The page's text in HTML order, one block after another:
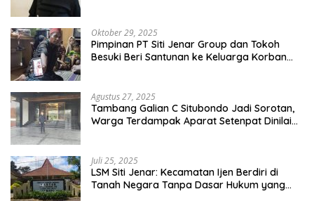
Oktober 29, 2025
Pimpinan PT Siti Jenar Group dan Tokoh
Besuki Beri Santunan ke Keluarga Korban
Agustus 27, 2025
Tambang Galian C Situbondo Jadi Sorotan,
Warga Terdampak Aparat Setenpat Dinilai
Juli 25, 2025
LSM Siti Jenar: Kecamatan Ijen Berdiri di
Tanah Negara Tanpa Dasar Hukum yang